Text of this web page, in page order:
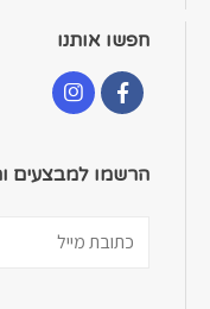
חפשו אותנו
הרשמו למבצעים